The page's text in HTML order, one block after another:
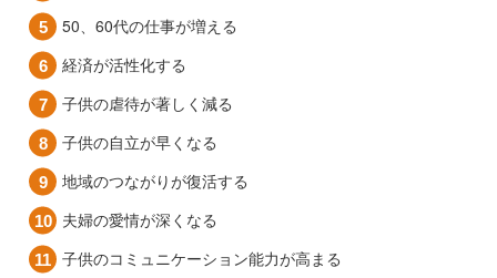
50、60代の仕事が増える
経済が活性化する
子供の虐待が著しく減る
子供の自立が早くなる
地域のつながりが復活する
夫婦の愛情が深くなる
子供のコミュニケーション能力が高まる